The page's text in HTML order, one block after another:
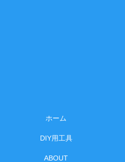
ホーム
DIY用工具
ABOUT